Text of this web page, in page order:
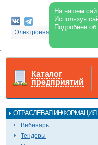
На нашем
Используя
Подробнее
Электронная версия
Каталог
предприятий
ОТРАСЛЕВАЯ ИНФОРМАЦИЯ
Вебинары
Тендеры